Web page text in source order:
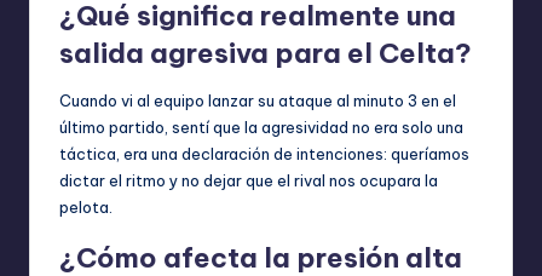
¿Qué significa realmente una
salida agresiva para el Celta?
Cuando vi al equipo lanzar su ataque al minuto 3 en el
último partido, sentí que la agresividad no era solo una
táctica, era una declaración de intenciones: queríamos
dictar el ritmo y no dejar que el rival nos ocupara la
pelota.
¿Cómo afecta la presión alta